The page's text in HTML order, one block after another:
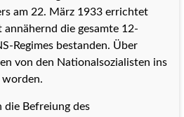
am 22. März 1933 errichtet
die gesamte 12-
Regimes bestanden. Über
von den Nationalsozialisten ins
worden.
die Befreiung des